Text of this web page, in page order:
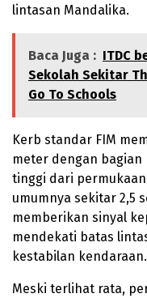
lintasan Mandalika.
Baca Juga : ITDC
Sekolah Sekitar
Go To Schools
Kerb standar FIM
meter dengan
tinggi dari
umumnya sekitar 2,5
memberikan sinyal
mendekati batas
kestabilan kendaraan.
Meski terlihat rata,